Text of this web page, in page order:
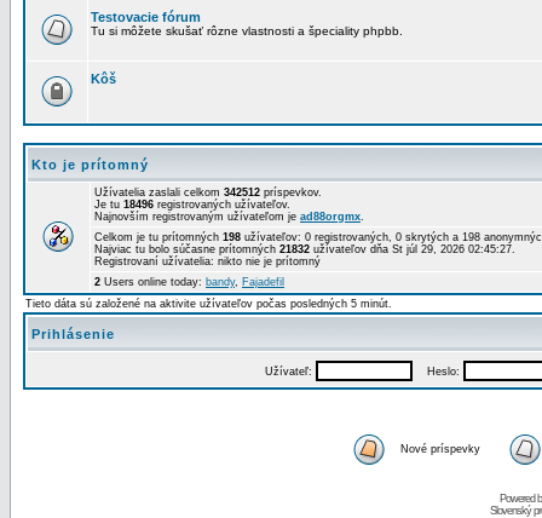
Testovacie fórum
Tu si môžete skušať rôzne vlastnosti a špeciality phpbb.
Kôš
Kto je prítomný
Užívatelia zaslali celkom 342512 príspevkov.
Je tu 18496 registrovaných užívateľov.
Najnovším registrovaným užívateľom je ad88orgmx.
Celkom je tu prítomných 198 užívateľov: 0 registrovaných, 0 skrytých a 198
Najviac tu bolo súčasne prítomných 21832 užívateľov dňa St júl 29, 2026 02:45:27.
Registrovaní užívatelia: nikto nie je prítomný
2 Users online today: bandy, Fajadefil
Tieto dáta sú založené na aktivite užívateľov počas posledných 5 minút.
Prihlásenie
Užívateľ: Heslo:
Nové príspevky
Powered
Slovenský